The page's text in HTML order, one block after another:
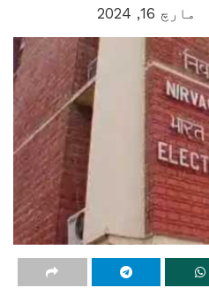
مارچ 16, 2024